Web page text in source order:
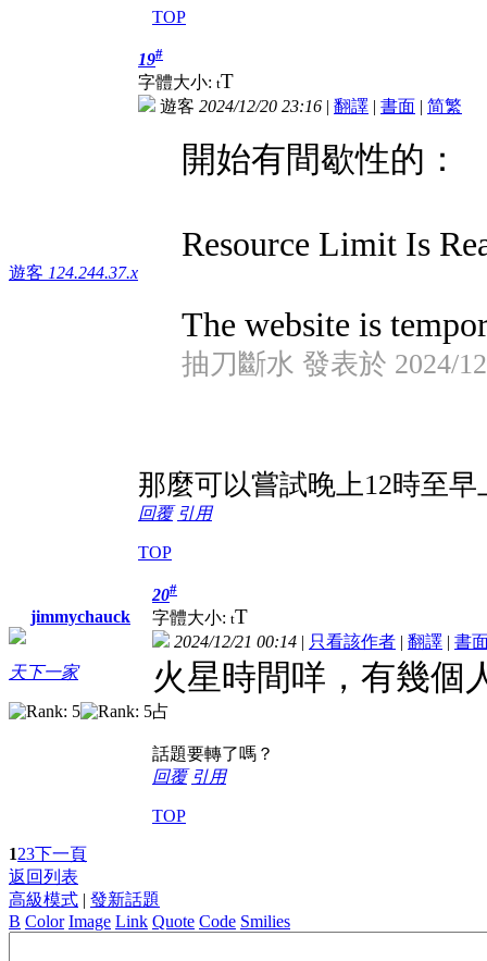
TOP
遊客 124.244.37.x
19#
字體大小: tT
遊客 2024/12/20 23:16 | 翻譯 | 書面 | 简繁
開始有間歇性的：
Resource Limit Is
The website is
抽刀斷水 發表於 2024/
那麼可以嘗試晚上12時至
回覆 引用
TOP
jimmychauck
天下一家
20#
字體大小: tT
2024/12/21 00:14 | 只看該作者 | 翻譯 | 書
火星時間咩，有幾個
占
話題要轉了嗎？
回覆 引用
TOP
123下一頁
返回列表
高級模式 | 發新話題
B Color Image Link Quote Code Smilies